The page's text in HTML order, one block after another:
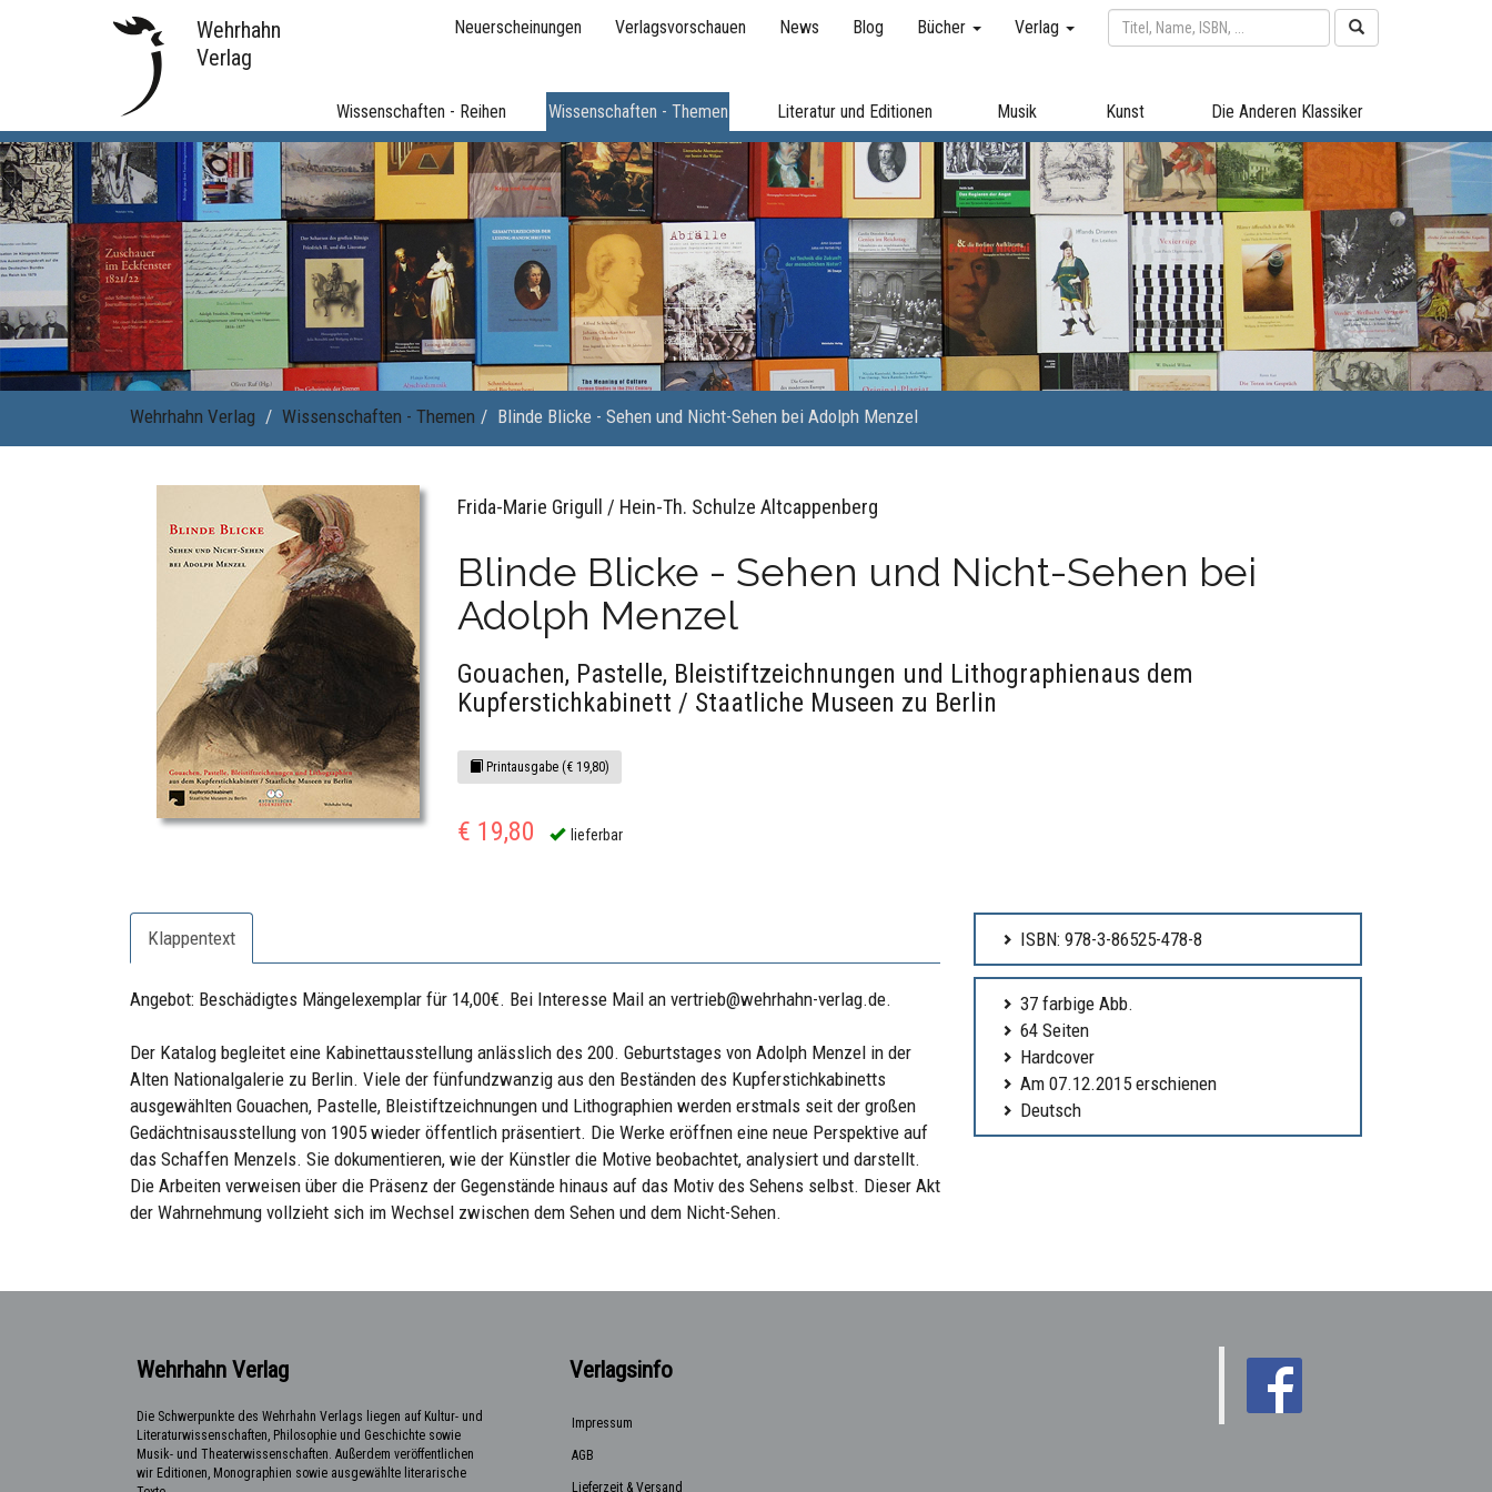
Wehrhahn
Verlag
Neuerscheinungen Verlagsvorschauen News Blog Bücher Verlag
Wissenschaften - Reihen Wissenschaften - Themen Literatur und Editionen Musik Kunst Die Anderen Klassiker
Wehrhahn Verlag Wissenschaften - Themen Blinde Blicke - Sehen und Nicht-Sehen bei Adolph Menzel
Frida-Marie Grigull / Hein-Th. Schulze Altcappenberg
Blinde Blicke - Sehen und Nicht-Sehen bei
Adolph Menzel
Gouachen, Pastelle, Bleistiftzeichnungen und Lithographienaus dem
Kupferstichkabinett / Staatliche Museen zu Berlin
Printausgabe (€ 19,80)
€ 19,80 lieferbar
Klappentext
Angebot: Beschädigtes Mängelexemplar für 14,00€. Bei Interesse Mail an vertrieb@wehrhahn-verlag.de.
Der Katalog begleitet eine Kabinettausstellung anlässlich des 200. Geburtstages von Adolph Menzel in der
Alten Nationalgalerie zu Berlin. Viele der fünfundzwanzig aus den Beständen des Kupferstichkabinetts
ausgewählten Gouachen, Pastelle, Bleistiftzeichnungen und Lithographien werden erstmals seit der großen
Gedächtnisausstellung von 1905 wieder öffentlich präsentiert. Die Werke eröffnen eine neue Perspektive auf
das Schaffen Menzels. Sie dokumentieren, wie der Künstler die Motive beobachtet, analysiert und darstellt.
Die Arbeiten verweisen über die Präsenz der Gegenstände hinaus auf das Motiv des Sehens selbst. Dieser Akt
der Wahrnehmung vollzieht sich im Wechsel zwischen dem Sehen und dem Nicht-Sehen.
ISBN: 978-3-86525-478-8
37 farbige Abb.
64 Seiten
Hardcover
Am 07.12.2015 erschienen
Deutsch
Wehrhahn Verlag
Die Schwerpunkte des Wehrhahn Verlags liegen auf Kultur- und
Literaturwissenschaften, Philosophie und Geschichte sowie
Musik- und Theaterwissenschaften. Außerdem veröffentlichen
wir Editionen, Monographien sowie ausgewählte literarische
Verlagsinfo
Impressum
AGB
Lieferzeit & Versand